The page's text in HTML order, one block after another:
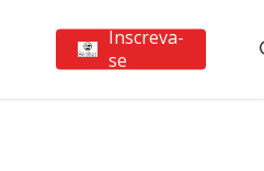
Inscreva-
se